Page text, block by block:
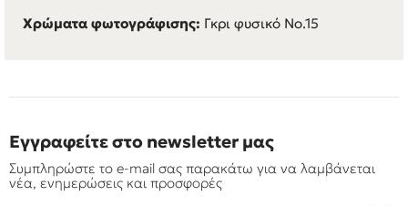
Χρώματα φωτογράφισης: Γκρι φυσικό No.15
Εγγραφείτε στο newsletter μας
Συμπληρώστε το e-mail σας παρακάτω για να λαμβάνεται
νέα, ενημερώσεις και προσφορές